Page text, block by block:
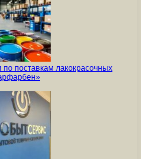
поставкам лакокрасочных